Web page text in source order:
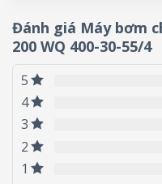
Đánh giá Máy bơm
200 WQ 400-30-55/4
5
4
3
2
1